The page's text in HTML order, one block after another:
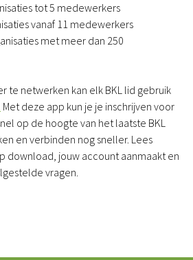
tot 5 medewerkers
vanaf 11 medewerkers
met meer dan 250
te netwerken kan elk BKL lid gebruik
Met deze app kun je je inschrijven voor
op de hoogte van het laatste BKL
en verbinden nog sneller. Lees
download, jouw account aanmaakt en
vragen.